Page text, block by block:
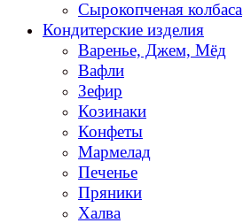
Сырокопченая колбаса
Кондитерские изделия
Варенье, Джем, Мёд
Вафли
Зефир
Козинаки
Конфеты
Мармелад
Печенье
Пряники
Халва